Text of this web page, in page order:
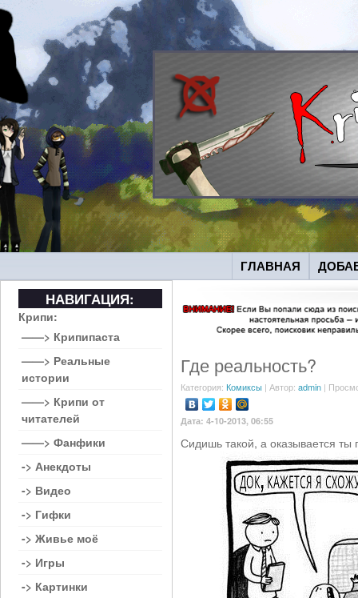
ГЛАВНАЯ
Где реальность?
Категория: Комиксы | Автор: admin |
Дата: 4-10-2013, 06:55
Сидишь такой, а оказывается ты
НАВИГАЦИЯ:
Крипи:
——> Крипипаста
——> Реальные
истории
——> Крипи от
читателей
——> Фанфики
-> Анекдоты
-> Видео
-> Гифки
-> Живье моё
-> Игры
-> Картинки